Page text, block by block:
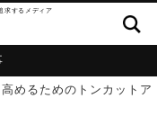
求するメディア
めるためのトンカットア